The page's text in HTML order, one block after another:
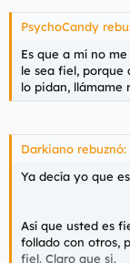
vida
Hoy por hoy, que
buena y bonita
incluso hay algo
dios en la de
PsychoCandy
Es que a mí no
le sea fiel, porque
lo pidan, llámame
Darkiano rebuznó:
Ya decía yo que
Así que usted es
follado con otros,
fiel. Claro que si.